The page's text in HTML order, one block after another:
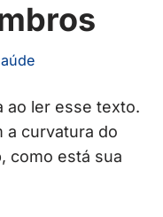
ao ler esse texto.
a curvatura do
como está sua